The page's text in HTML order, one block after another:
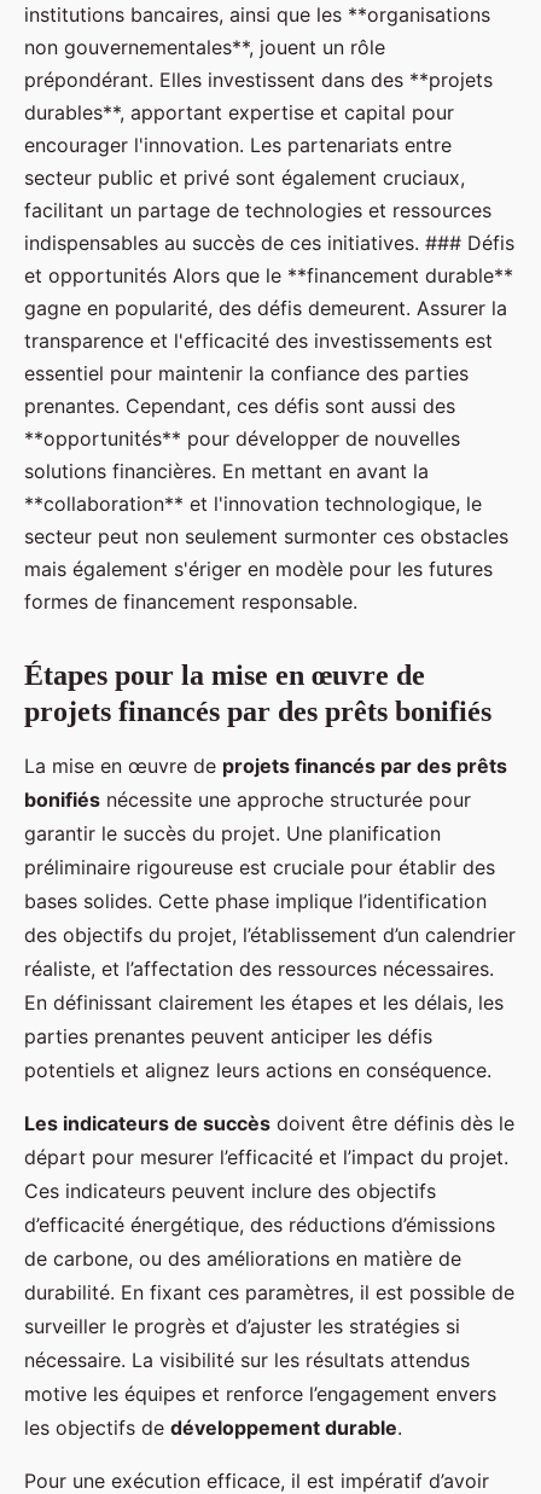
institutions bancaires, ainsi que les **organisations
non gouvernementales**, jouent un rôle
prépondérant. Elles investissent dans des **projets
durables**, apportant expertise et capital pour
encourager l'innovation. Les partenariats entre
secteur public et privé sont également cruciaux,
facilitant un partage de technologies et ressources
indispensables au succès de ces initiatives. ### Défis
et opportunités Alors que le **financement durable**
gagne en popularité, des défis demeurent. Assurer la
transparence et l'efficacité des investissements est
essentiel pour maintenir la confiance des parties
prenantes. Cependant, ces défis sont aussi des
**opportunités** pour développer de nouvelles
solutions financières. En mettant en avant la
**collaboration** et l'innovation technologique, le
secteur peut non seulement surmonter ces obstacles
mais également s'ériger en modèle pour les futures
formes de financement responsable.
Étapes pour la mise en œuvre de
projets financés par des prêts bonifiés
La mise en œuvre de projets financés par des prêts
bonifiés nécessite une approche structurée pour
garantir le succès du projet. Une planification
préliminaire rigoureuse est cruciale pour établir des
bases solides. Cette phase implique l’identification
des objectifs du projet, l’établissement d’un calendrier
réaliste, et l’affectation des ressources nécessaires.
En définissant clairement les étapes et les délais, les
parties prenantes peuvent anticiper les défis
potentiels et alignez leurs actions en conséquence.
Les indicateurs de succès doivent être définis dès le
départ pour mesurer l’efficacité et l’impact du projet.
Ces indicateurs peuvent inclure des objectifs
d’efficacité énergétique, des réductions d’émissions
de carbone, ou des améliorations en matière de
durabilité. En fixant ces paramètres, il est possible de
surveiller le progrès et d’ajuster les stratégies si
nécessaire. La visibilité sur les résultats attendus
motive les équipes et renforce l’engagement envers
les objectifs de développement durable.
Pour une exécution efficace, il est impératif d’avoir